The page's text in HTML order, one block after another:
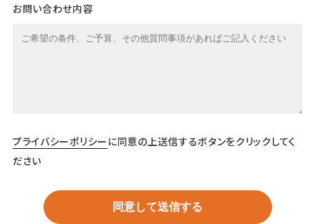
お問い合わせ内容
プライバシーポリシーに同意の上送信するボタンをクリックしてく
ださい